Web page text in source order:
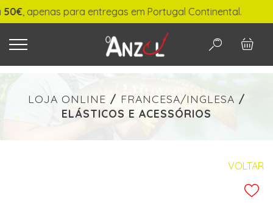
O QUE PROCURA?
-
, apenas para entregas em Portugal Continental.
LOJA ONLINE / FRANCESA/INGLESA /
ELÁSTICOS E ACESSÓRIOS
VOLTAR